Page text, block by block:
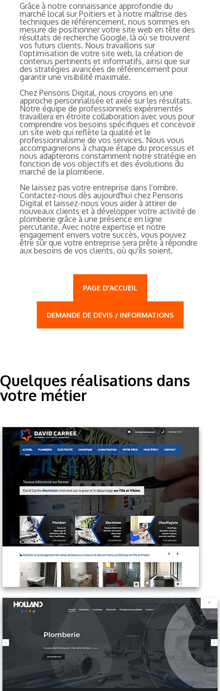
Grâce à notre connaissance approfondie du
marché local sur Poitiers et à notre maîtrise des
techniques de référencement, nous sommes en
mesure de positionner votre site web en tête des
résultats de recherche Google, là où se trouvent
vos futurs clients. Nous travaillons sur
l'optimisation de votre site web, la création de
contenus pertinents et informatifs, ainsi que sur
des stratégies avancées de référencement pour
garantir une visibilité maximale.
Chez Pensons Digital, nous croyons en une
approche personnalisée et axée sur les résultats.
Notre équipe de professionnels expérimentés
travaillera en étroite collaboration avec vous pour
comprendre vos besoins spécifiques et concevoir
un site web qui reflète la qualité et le
professionnalisme de vos services. Nous vous
accompagnerons à chaque étape du processus et
nous adapterons constamment notre stratégie en
fonction de vos objectifs et des évolutions du
marché de la plomberie.
Ne laissez pas votre entreprise dans l'ombre.
Contactez-nous dès aujourd'hui chez Pensons
Digital et laissez-nous vous aider à attirer de
nouveaux clients et à développer votre activité de
plomberie grâce à une présence en ligne
percutante. Avec notre expertise et notre
engagement envers votre succès, vous pouvez
être sûr que votre entreprise sera prête à répondre
aux besoins de vos clients, où qu'ils soient.
PAGE D'ACCUEIL
DEMANDE DE DEVIS / INFORMATIONS
Quelques réalisations dans
votre métier